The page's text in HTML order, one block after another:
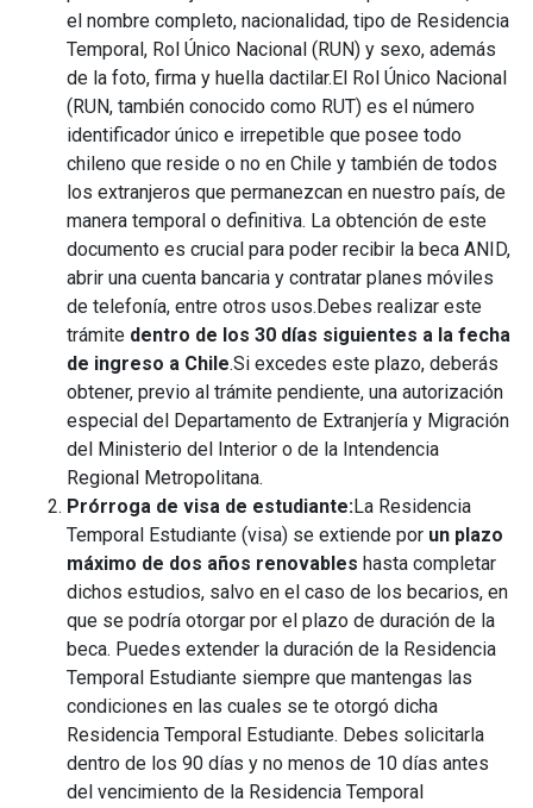
el nombre completo, nacionalidad, tipo de Residencia
Temporal, Rol Único Nacional (RUN) y sexo, además
de la foto, firma y huella dactilar.El Rol Único Nacional
(RUN, también conocido como RUT) es el número
identificador único e irrepetible que posee todo
chileno que reside o no en Chile y también de todos
los extranjeros que permanezcan en nuestro país, de
manera temporal o definitiva. La obtención de este
documento es crucial para poder recibir la beca ANID,
abrir una cuenta bancaria y contratar planes móviles
de telefonía, entre otros usos.Debes realizar este
trámite dentro de los 30 días siguientes a la fecha
de ingreso a Chile.Si excedes este plazo, deberás
obtener, previo al trámite pendiente, una autorización
especial del Departamento de Extranjería y Migración
del Ministerio del Interior o de la Intendencia
Regional Metropolitana.
Prórroga de visa de estudiante:La Residencia
Temporal Estudiante (visa) se extiende por un plazo
máximo de dos años renovables hasta completar
dichos estudios, salvo en el caso de los becarios, en
que se podría otorgar por el plazo de duración de la
beca. Puedes extender la duración de la Residencia
Temporal Estudiante siempre que mantengas las
condiciones en las cuales se te otorgó dicha
Residencia Temporal Estudiante. Debes solicitarla
dentro de los 90 días y no menos de 10 días antes
del vencimiento de la Residencia Temporal